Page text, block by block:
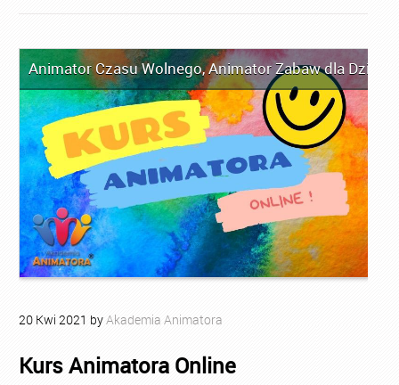
Animator Czasu Wolnego,Animator Zabaw dla Dzieci
20 Kwi 2021 byAkademia Animatora
Kurs Animatora Online